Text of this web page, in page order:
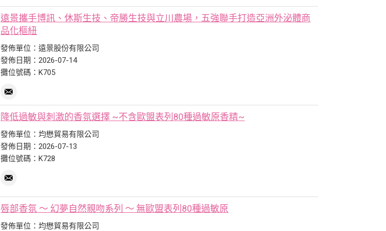
遠景攜手博訊、休斯生技、帝勝生技與立川農場，五強聯手打造亞洲外泌體商
品化樞紐
發佈單位：遠景股份有限公司
發佈日期：2026-07-14
攤位號碼：K705
降低過敏與刺激的香氛選擇 ~不含歐盟表列80種過敏原香精~
發佈單位：均懋貿易有限公司
發佈日期：2026-07-13
攤位號碼：K728
唇部香氛 ～ 幻夢自然親吻系列 ～ 無歐盟表列80種過敏原
發佈單位：均懋貿易有限公司